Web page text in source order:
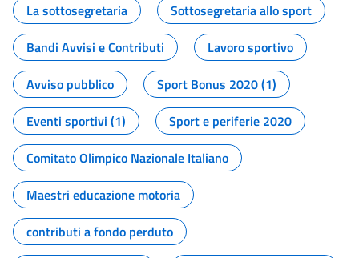
La sottosegretaria
Sottosegretaria allo sport
Bandi Avvisi e Contributi
Lavoro sportivo
Avviso pubblico
Sport Bonus 2020 (1)
Eventi sportivi (1)
Sport e periferie 2020
Comitato Olimpico Nazionale Italiano
Maestri educazione motoria
contributi a fondo perduto